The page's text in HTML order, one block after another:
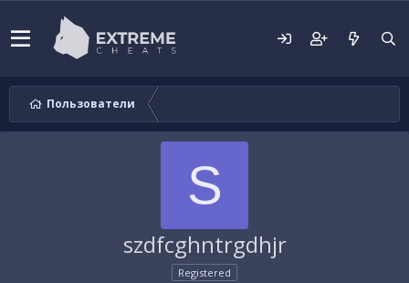
Пользователи
S
szdfcghntrgdhjr
Registered